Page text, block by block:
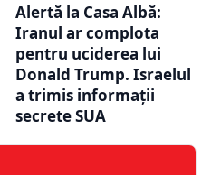
Alertă la Casa Albă:
Iranul ar complota
pentru uciderea lui
Donald Trump. Israelul
a trimis informații
secrete SUA